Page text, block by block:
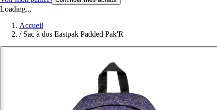
Loading...
Accueil
/ Sac à dos Eastpak Padded Pak'R